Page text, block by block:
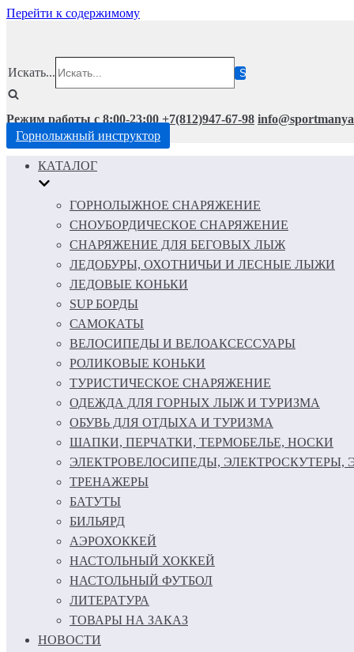
Перейти к содержимому
Искать...
Режим работы с 8:00-23:00 +7(812)947-67-98
Горнолыжный инструктор
КАТАЛОГ
ГОРНОЛЫЖНОЕ СНАРЯЖЕНИЕ
СНОУБОРДИЧЕСКОЕ СНАРЯЖЕНИЕ
СНАРЯЖЕНИЕ ДЛЯ БЕГОВЫХ ЛЫЖ
ЛЕДОБУРЫ, ОХОТНИЧЬИ И ЛЕСНЫЕ ЛЫЖИ
ЛЕДОВЫЕ КОНЬКИ
SUP БОРДЫ
САМОКАТЫ
ВЕЛОСИПЕДЫ И ВЕЛОАКСЕССУАРЫ
РОЛИКОВЫЕ КОНЬКИ
ТУРИСТИЧЕСКОЕ СНАРЯЖЕНИЕ
ОДЕЖДА ДЛЯ ГОРНЫХ ЛЫЖ И ТУРИЗМА
ОБУВЬ ДЛЯ ОТДЫХА И ТУРИЗМА
ШАПКИ, ПЕРЧАТКИ, ТЕРМОБЕЛЬЕ, НОСКИ
ЭЛЕКТРОВЕЛОСИПЕДЫ, ЭЛЕКТРОСКУТЕРЫ,
ТРЕНАЖЕРЫ
БАТУТЫ
БИЛЬЯРД
АЭРОХОККЕЙ
НАСТОЛЬНЫЙ ХОККЕЙ
НАСТОЛЬНЫЙ ФУТБОЛ
ЛИТЕРАТУРА
ТОВАРЫ НА ЗАКАЗ
НОВОСТИ